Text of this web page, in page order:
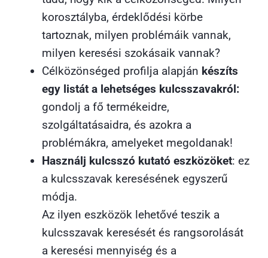
korosztályba, érdeklődési körbe
tartoznak, milyen problémáik vannak,
milyen keresési szokásaik vannak?
Célközönséged profilja alapján készíts
egy listát a lehetséges kulcsszavakról:
gondolj a fő termékeidre,
szolgáltatásaidra, és azokra a
problémákra, amelyeket megoldanak!
Használj kulcsszó kutató eszközöket: ez
a kulcsszavak keresésének egyszerű
módja.
Az ilyen eszközök lehetővé teszik a
kulcsszavak keresését és rangsorolását
a keresési mennyiség és a